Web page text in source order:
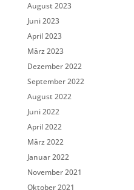
August 2023
Juni 2023
April 2023
März 2023
Dezember 2022
September 2022
August 2022
Juni 2022
April 2022
März 2022
Januar 2022
November 2021
Oktober 2021